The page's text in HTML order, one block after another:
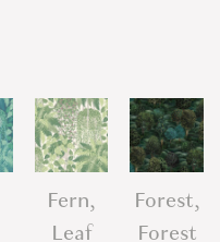
Fern,
Leaf
Forest,
Forest